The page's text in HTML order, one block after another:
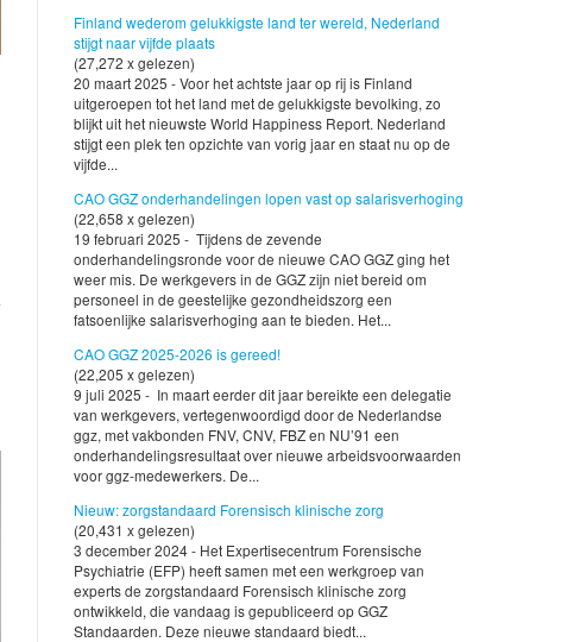
Finland wederom gelukkigste land ter wereld, Nederland
stijgt naar vijfde plaats
(27,272 x gelezen)
20 maart 2025 - Voor het achtste jaar op rij is Finland
uitgeroepen tot het land met de gelukkigste bevolking, zo
blijkt uit het nieuwste World Happiness Report. Nederland
stijgt een plek ten opzichte van vorig jaar en staat nu op de
vijfde...
CAO GGZ onderhandelingen lopen vast op salarisverhoging
(22,658 x gelezen)
19 februari 2025 - Tijdens de zevende
onderhandelingsronde voor de nieuwe CAO GGZ ging het
weer mis. De werkgevers in de GGZ zijn niet bereid om
personeel in de geestelijke gezondheidszorg een
fatsoenlijke salarisverhoging aan te bieden. Het...
CAO GGZ 2025-2026 is gereed!
(22,205 x gelezen)
9 juli 2025 - In maart eerder dit jaar bereikte een delegatie
van werkgevers, vertegenwoordigd door de Nederlandse
ggz, met vakbonden FNV, CNV, FBZ en NU’91 een
onderhandelingsresultaat over nieuwe arbeidsvoorwaarden
voor ggz-medewerkers. De...
Nieuw: zorgstandaard Forensisch klinische zorg
(20,431 x gelezen)
3 december 2024 - Het Expertisecentrum Forensische
Psychiatrie (EFP) heeft samen met een werkgroep van
experts de zorgstandaard Forensisch klinische zorg
ontwikkeld, die vandaag is gepubliceerd op GGZ
Standaarden. Deze nieuwe standaard biedt...